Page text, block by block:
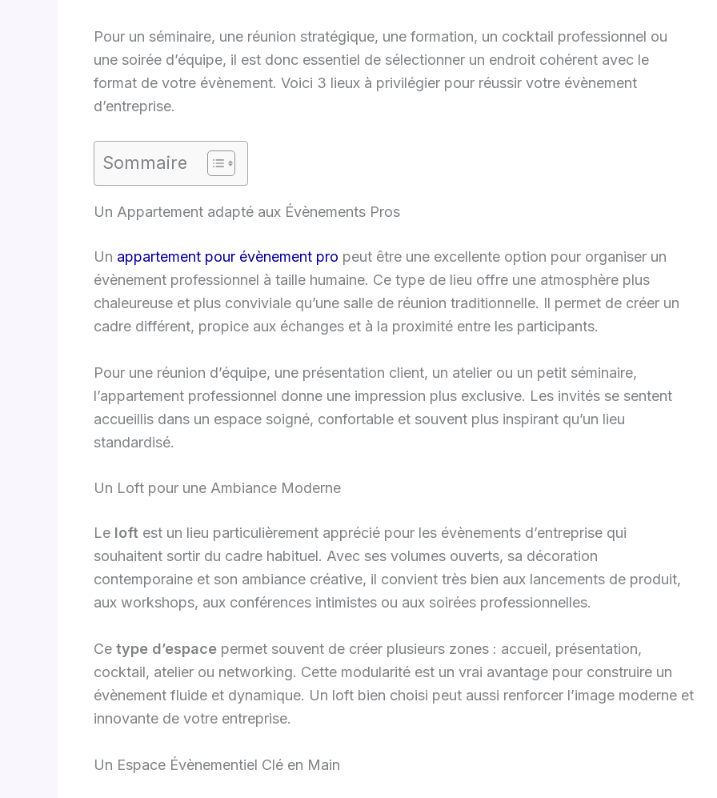
Pour un séminaire, une réunion stratégique, une formation, un cocktail professionnel ou
une soirée d’équipe, il est donc essentiel de sélectionner un endroit cohérent avec le
format de votre évènement. Voici 3 lieux à privilégier pour réussir votre évènement
d’entreprise.
Sommaire
Un Appartement adapté aux Évènements Pros
Un appartement pour évènement pro peut être une excellente option pour organiser un
évènement professionnel à taille humaine. Ce type de lieu offre une atmosphère plus
chaleureuse et plus conviviale qu’une salle de réunion traditionnelle. Il permet de créer un
cadre différent, propice aux échanges et à la proximité entre les participants.
Pour une réunion d’équipe, une présentation client, un atelier ou un petit séminaire,
l’appartement professionnel donne une impression plus exclusive. Les invités se sentent
accueillis dans un espace soigné, confortable et souvent plus inspirant qu’un lieu
standardisé.
Un Loft pour une Ambiance Moderne
Le loft est un lieu particulièrement apprécié pour les évènements d’entreprise qui
souhaitent sortir du cadre habituel. Avec ses volumes ouverts, sa décoration
contemporaine et son ambiance créative, il convient très bien aux lancements de produit,
aux workshops, aux conférences intimistes ou aux soirées professionnelles.
Ce type d’espace permet souvent de créer plusieurs zones : accueil, présentation,
cocktail, atelier ou networking. Cette modularité est un vrai avantage pour construire un
évènement fluide et dynamique. Un loft bien choisi peut aussi renforcer l’image moderne et
innovante de votre entreprise.
Un Espace Évènementiel Clé en Main